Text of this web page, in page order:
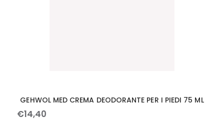
GEHWOL MED CREMA DEODORANTE PER I PIEDI 75 ML
€14,40